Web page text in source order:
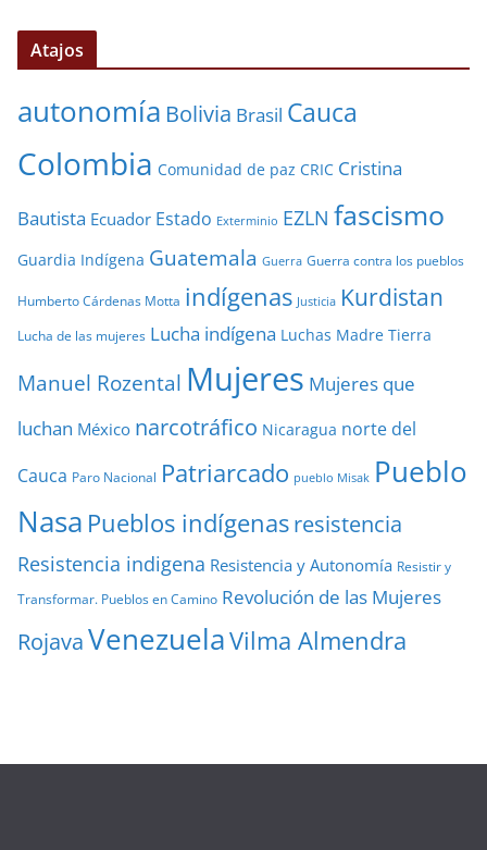
Atajos
autonomía Bolivia Brasil Cauca
Colombia Comunidad de paz CRIC Cristina
Bautista Ecuador Estado Exterminio EZLN fascismo
Guardia Indígena Guatemala Guerra Guerra contra los pueblos
Humberto Cárdenas Motta indígenas Justicia Kurdistan
Lucha de las mujeres Lucha indígena Luchas Madre Tierra
Manuel Rozental Mujeres Mujeres que
luchan México narcotráfico Nicaragua norte del
Cauca Paro Nacional Patriarcado pueblo Misak Pueblo
Nasa Pueblos indígenasresistencia
Resistencia indigena Resistencia y Autonomía Resistir y
Transformar. Pueblos en Camino Revolución de las Mujeres
RojavaVenezuelaVilma Almendra